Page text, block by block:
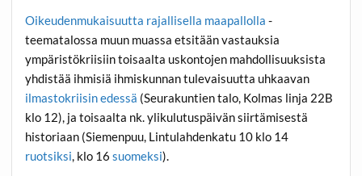
Oikeudenmukaisuutta rajallisella maapallolla -
teematalossa muun muassa etsitään vastauksia
ympäristökriisiin toisaalta uskontojen mahdollisuuksista
yhdistää ihmisiä ihmiskunnan tulevaisuutta uhkaavan
ilmastokriisin edessä (Seurakuntien talo, Kolmas linja 22B
klo 12), ja toisaalta nk. ylikulutuspäivän siirtämisestä
historiaan (Siemenpuu, Lintulahdenkatu 10 klo 14
ruotsiksi, klo 16suomeksi).